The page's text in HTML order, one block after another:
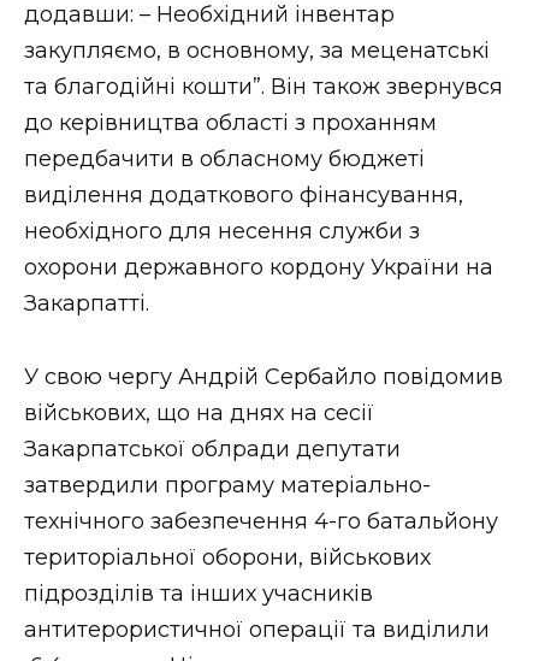
додавши: – Необхідний інвентар
закупляємо, в основному, за меценатські
та благодійні кошти”. Він також звернувся
до керівництва області з проханням
передбачити в обласному бюджеті
виділення додаткового фінансування,
необхідного для несення служби з
охорони державного кордону України на
Закарпатті.
У свою чергу Андрій Сербайло повідомив
військових, що на днях на сесії
Закарпатської облради депутати
затвердили програму матеріально-
технічного забезпечення 4-го батальйону
територіальної оборони, військових
підрозділів та інших учасників
антитерористичної операції та виділили